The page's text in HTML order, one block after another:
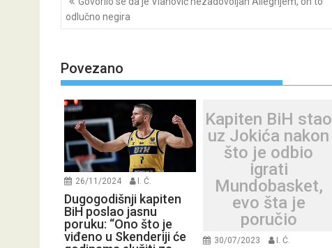
navigation
odlučno negira
Povezano
26/11/2024 I. Ć.
Dugogodišnji kapiten
BiH poslao jasnu
poruku: “Ono što je
viđeno u Skenderiji će
Kapiten BiH stao
uz Jokića nakon
što je odbio
igrati
Mundobasket,
evo šta je
poručio
30/07/2023 I. Ć.